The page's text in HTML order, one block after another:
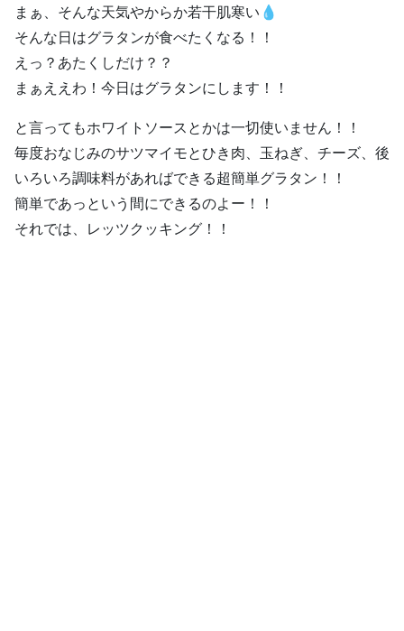
まぁ、そんな天気やからか若干肌寒い💧
そんな日はグラタンが食べたくなる！！
えっ？あたくしだけ？？
まぁええわ！今日はグラタンにします！！
と言ってもホワイトソースとかは一切使いません！！
毎度おなじみのサツマイモとひき肉、玉ねぎ、チーズ、後
いろいろ調味料があればできる超簡単グラタン！！
簡単であっという間にできるのよー！！
それでは、レッツクッキング！！